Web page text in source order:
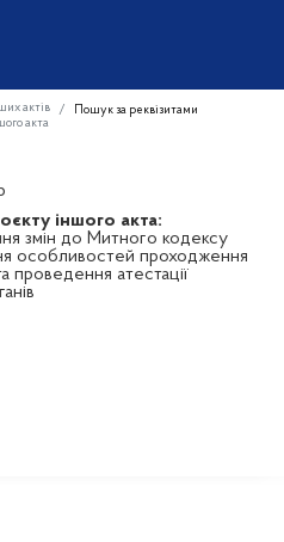
актів
Пошук за реквізитами
акта
іншого акта:
змін до Митного кодексу
особливостей проходження
проведення атестації